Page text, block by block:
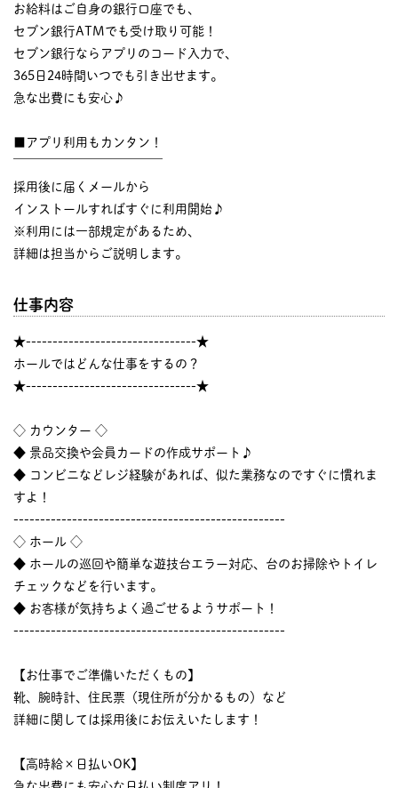
お給料はご自身の銀行口座でも、
セブン銀行ATMでも受け取り可能！
セブン銀行ならアプリのコード入力で、
365日24時間いつでも引き出せます。
急な出費にも安心♪
■アプリ利用もカンタン！
採用後に届くメールから
インストールすればすぐに利用開始♪
※利用には一部規定があるため、
詳細は担当からご説明します。
仕事内容
★--------------------------------★
ホールではどんな仕事をするの？
★--------------------------------★
◇ カウンター ◇
◆ 景品交換や会員カードの作成サポート♪
◆ コンビニなどレジ経験があれば、似た業務なのですぐに慣れま
すよ！
---------------------------------------------------
◇ ホール ◇
◆ ホールの巡回や簡単な遊技台エラー対応、台のお掃除やトイレ
チェックなどを行います。
◆ お客様が気持ちよく過ごせるようサポート！
---------------------------------------------------
【お仕事でご準備いただくもの】
靴、腕時計、住民票（現住所が分かるもの）など
詳細に関しては採用後にお伝えいたします！
【高時給×日払いOK】